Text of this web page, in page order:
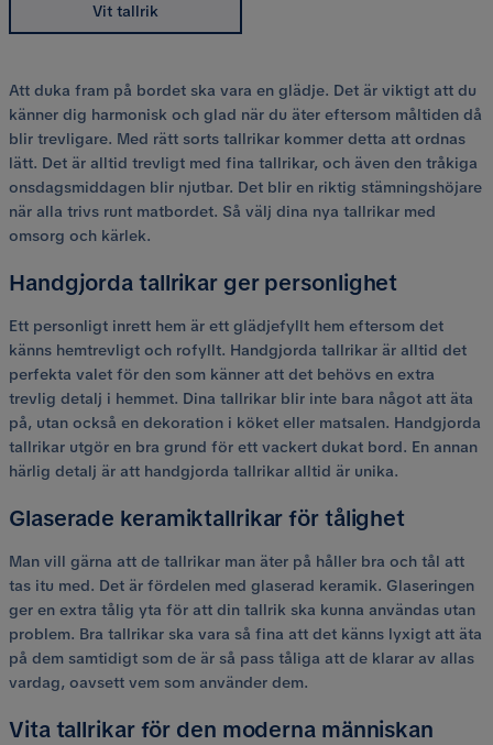
Vit tallrik
Att duka fram på bordet ska vara en glädje. Det är viktigt att du
känner dig harmonisk och glad när du äter eftersom måltiden då
blir trevligare. Med rätt sorts tallrikar kommer detta att ordnas
lätt. Det är alltid trevligt med fina tallrikar, och även den tråkiga
onsdagsmiddagen blir njutbar. Det blir en riktig stämningshöjare
när alla trivs runt matbordet. Så välj dina nya tallrikar med
omsorg och kärlek.
Handgjorda tallrikar ger personlighet
Ett personligt inrett hem är ett glädjefyllt hem eftersom det
känns hemtrevligt och rofyllt. Handgjorda tallrikar är alltid det
perfekta valet för den som känner att det behövs en extra
trevlig detalj i hemmet. Dina tallrikar blir inte bara något att äta
på, utan också en dekoration i köket eller matsalen. Handgjorda
tallrikar utgör en bra grund för ett vackert dukat bord. En annan
härlig detalj är att handgjorda tallrikar alltid är unika.
Glaserade keramiktallrikar för tålighet
Man vill gärna att de tallrikar man äter på håller bra och tål att
tas itu med. Det är fördelen med glaserad keramik. Glaseringen
ger en extra tålig yta för att din tallrik ska kunna användas utan
problem. Bra tallrikar ska vara så fina att det känns lyxigt att äta
på dem samtidigt som de är så pass tåliga att de klarar av allas
vardag, oavsett vem som använder dem.
Vita tallrikar för den moderna människan